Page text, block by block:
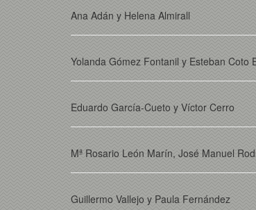
Ana Adán y Helena Almirall
Yolanda Gómez Fontanil y Esteban Coto
Eduardo García-Cueto y Víctor Cerro
Mª Rosario León Marín, José Manuel
Guillermo Vallejo y Paula Fernández